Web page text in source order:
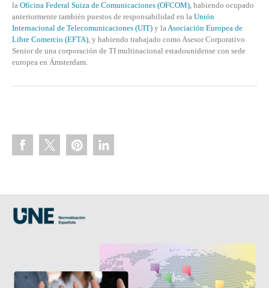
la Oficina Federal Suiza de Comunicaciones (OFCOM), habiendo ocupado
anteriormente también puestos de responsabilidad en la Unión
Internacional de Telecomunicaciones (UIT) y laAsociación Europea de
Libre Comercio (EFTA), y habiendo trabajado como Asesor Corporativo
Senior de una corporación de TI multinacional estadounidense con sede
europea en Ámsterdam.